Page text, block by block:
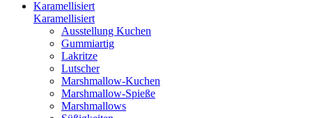
Karamellisiert
Karamellisiert
Ausstellung Kuchen
Gummiartig
Lakritze
Lutscher
Marshmallow-Kuchen
Marshmallow-Spieße
Marshmallows